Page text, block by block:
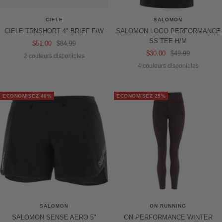
CIELE
CIELE TRNSHORT 4" BRIEF F/W
Prix
de
$51.00
Prix
normal
$84.99
2 couleurs disponibles
SALOMON
SALOMON LOGO PERFORMANCE
SS TEE H/M
Prix
de
$30.00
Prix
normal
$49.99
4 couleurs disponibles
ECONOMISEZ 40%
SALOMON
SALOMON SENSE AERO 5"
ECONOMISEZ 25%
ON RUNNING
ON PERFORMANCE WINTER